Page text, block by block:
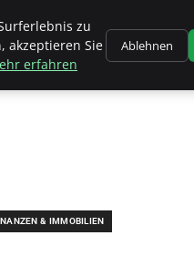
& IMMOBILIEN
zu
akzeptieren Sie
erfahren
Ablehnen